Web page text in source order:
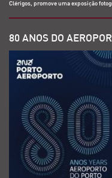
Clérigos, promove uma exposição
80 ANOS DO